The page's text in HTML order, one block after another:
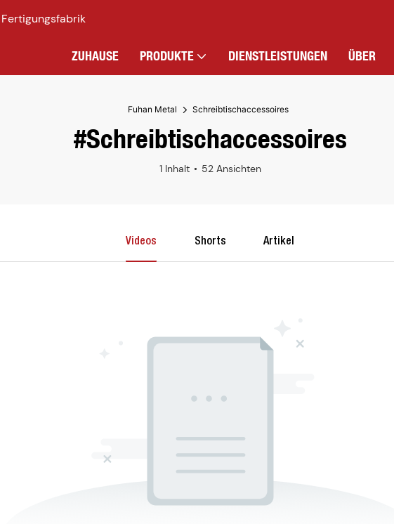
ZUHAUSE PRODUKTE DIENSTLEISTUNGEN ÜBER
Fuhan Metal Schreibtischaccessoires
#Schreibtischaccessoires
1 Inhalt 52 Ansichten
Videos Shorts Artikel